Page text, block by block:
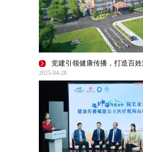
2025-04-28